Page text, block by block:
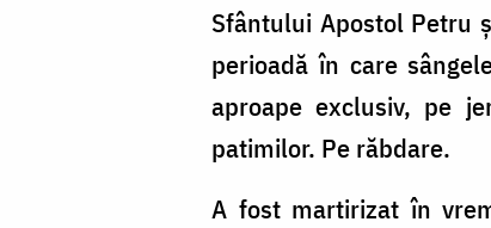
Sfântului Apostol Petru
perioadă în care
aproape exclusiv, pe
patimilor. Pe răbdare.
A fost martirizat în